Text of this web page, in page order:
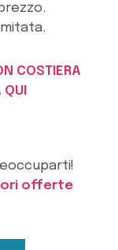
COSTIERA
offerte